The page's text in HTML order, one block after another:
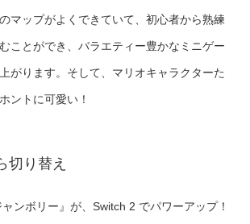
マップがよくできていて、初心者から熟練
ことができ、バラエティー豊かなミニゲー
がります。そして、マリオキャラクターた
ントに可愛い！
切り替え
ンボリー』が、Switch 2 でパワーアップ！